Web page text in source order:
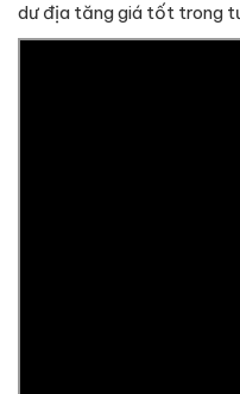
dư địa tăng giá tốt trong